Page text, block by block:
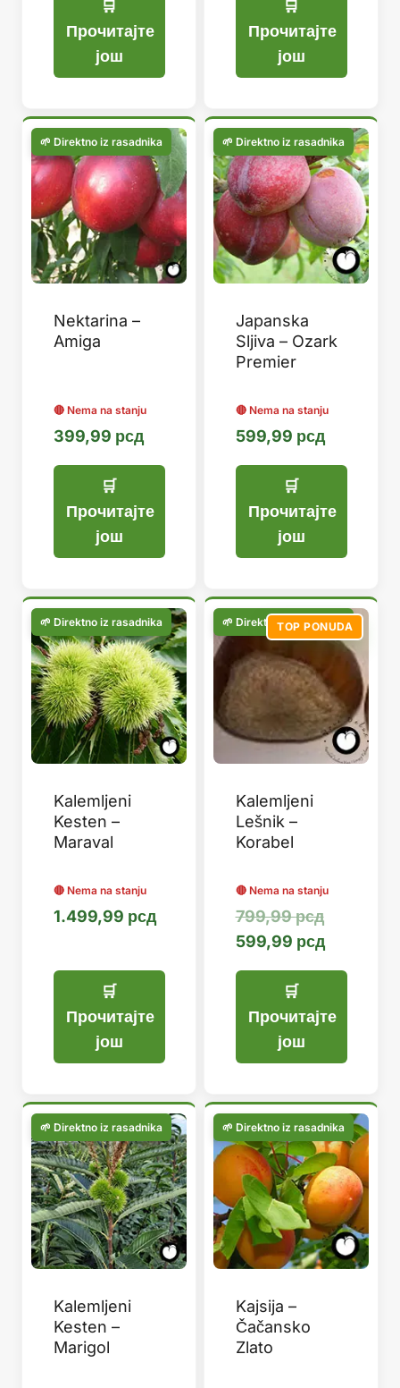
799,99 рсд.
599,99 рсд.
Прочитајте
још
Прочитајте
још
Nektarina –
Amiga
399,99 рсд
Прочитајте
још
Japanska
Sljiva – Ozark
Premier
599,99 рсд
Прочитајте
још
Kalemljeni
Kesten –
Maraval
1.499,99 рсд
Прочитајте
још
TOP PONUDA
Kalemljeni
Lešnik –
Korabel
799,99рсд
цена
799,99
599,99 рсдТренутна
599,99
Прочитајте
још
Kalemljeni
Kesten –
Marigol
Kajsija –
Čačansko
Zlato